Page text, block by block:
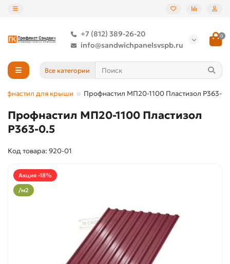
+7 (812) 389-26-20
info@sandwichpanelsvspb.ru
0
Все категории
для крыши Профнастил МП20-1100 Пластизол Р363-
Профнастил МП20-1100 Пластизол
Р363-0.5
Код товара: 920-01
Акция -18%
/м2